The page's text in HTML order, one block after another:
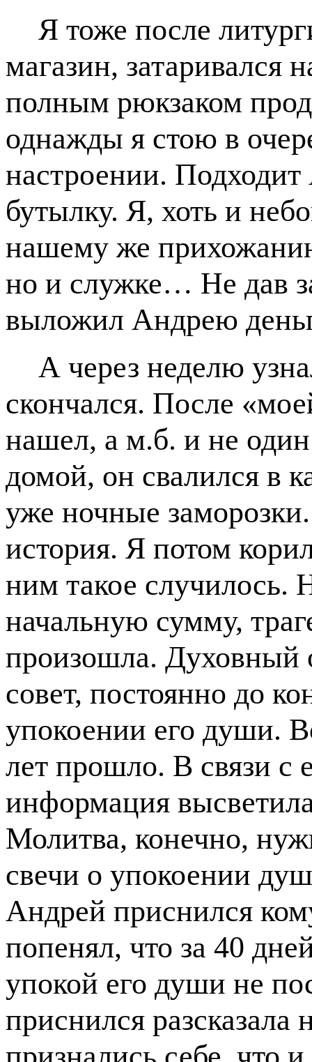
Я тоже после
магазин, затаривался
полным рюкзаком
однажды я стою в
настроении.
бутылку. Я, хоть и
нашему же
но и служке… Не дав
выложил Андрею
А через неделю
скончался. После
нашел, а м.б. и не один
домой, он свалился в
уже ночные
история. Я потом
ним такое случилось.
начальную сумму,
произошла. Духовный
совет, постоянно до
упокоении его души.
лет прошло. В связи с
информация
Молитва, конечно,
свечи о упокоении
Андрей приснился
попенял, что за 40
упокой его души не
приснился